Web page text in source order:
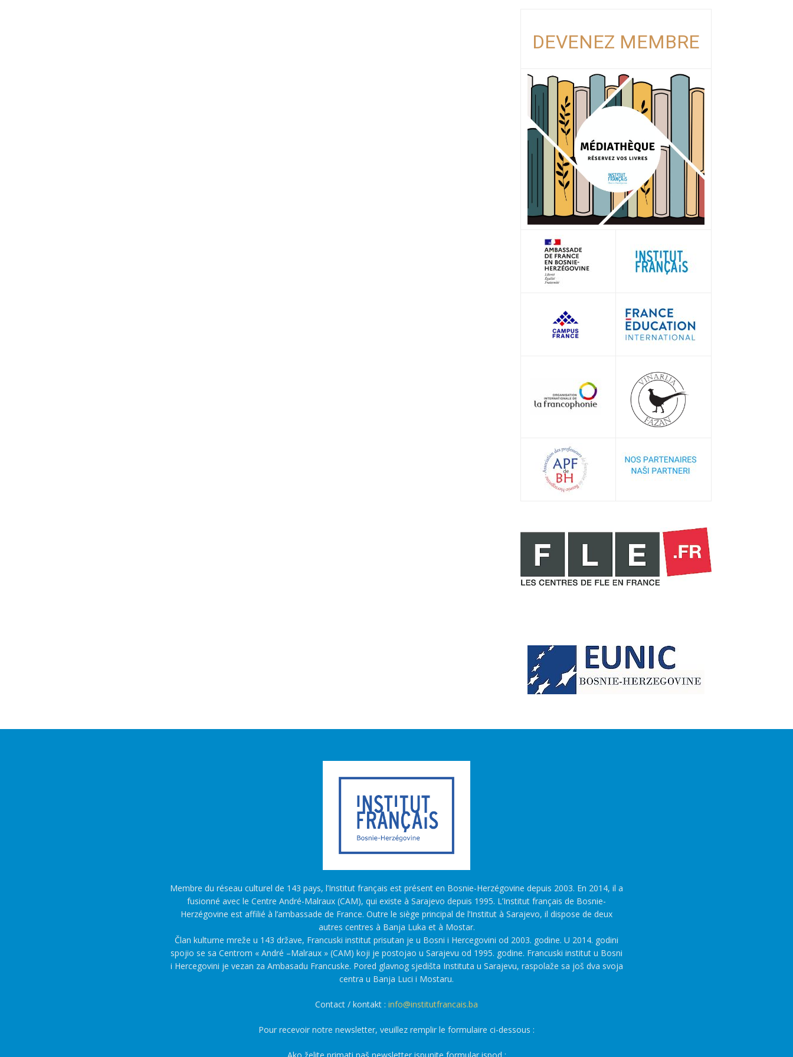
DEVENEZ MEMBRE
Membre du réseau culturel de 143 pays, l’Institut français est présent en Bosnie-Herzégovine depuis 2003. En 2014, il a
fusionné avec le Centre André-Malraux (CAM), qui existe à Sarajevo depuis 1995. L’Institut français de Bosnie-
Herzégovine est affilié à l’ambassade de France. Outre le siège principal de l’Institut à Sarajevo, il dispose de deux
autres centres à Banja Luka et à Mostar.
Član kulturne mreže u 143 države, Francuski institut prisutan je u Bosni i Hercegovini od 2003. godine. U 2014. godini
spojio se sa Centrom « André –Malraux » (CAM) koji je postojao u Sarajevu od 1995. godine. Francuski institut u Bosni
i Hercegovini je vezan za Ambasadu Francuske. Pored glavnog sjedišta Instituta u Sarajevu, raspolaže sa još dva svoja
centra u Banja Luci i Mostaru.
Contact / kontakt : info@institutfrancais.ba
Pour recevoir notre newsletter, veuillez remplir le formulaire ci-dessous :
Ako želite primati naš newsletter ispunite formular ispod :